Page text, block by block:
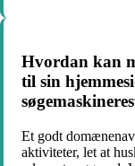
Hvordan kan
til sin
Et godt
aktiviteter, let at